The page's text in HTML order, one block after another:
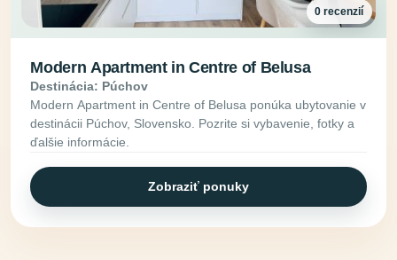
0 recenzií
Modern Apartment in Centre of Belusa
Destinácia: Púchov
Modern Apartment in Centre of Belusa ponúka ubytovanie v
destinácii Púchov, Slovensko. Pozrite si vybavenie, fotky a
ďalšie informácie.
Zobraziť ponuky